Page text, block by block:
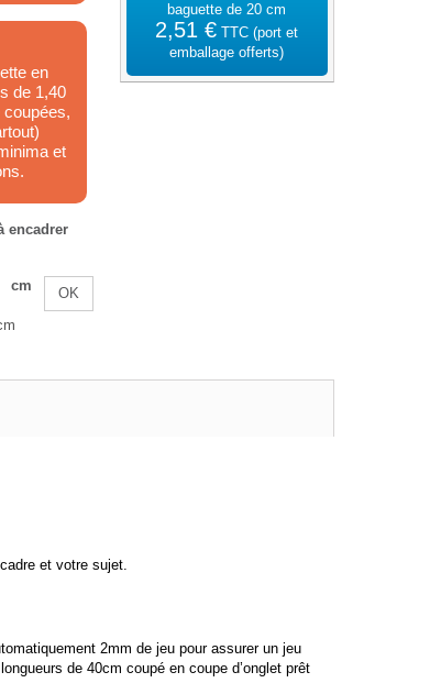
en
de 1,40
coupées,
et
encadrer
cm
OK
baguette de 20 cm
2,51 € TTC (port et
emballage offerts)
et votre sujet.
2mm de jeu pour assurer un jeu
de 40cm coupé en coupe d’onglet prêt